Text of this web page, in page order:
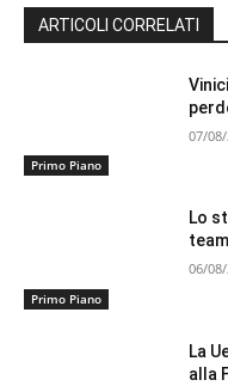
ARTICOLI CORRELATI
Primo Piano
07/
Primo Piano
Lo
06/
La
alla